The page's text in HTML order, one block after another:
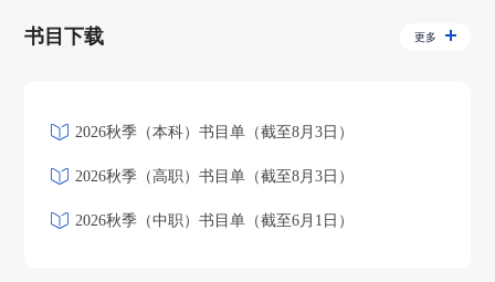
书目下载 更多
2026秋季（本科）书目单（截至8月3日）
2026秋季（高职）书目单（截至8月3日）
2026秋季（中职）书目单（截至6月1日）